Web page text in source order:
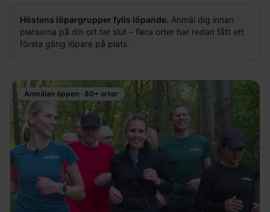
Höstens löpargrupper fylls löpande. Anmäl dig innan
platserna på din ort tar slut – flera orter har redan fått ett
första gäng löpare på plats.
Anmälan öppen · 80+ orter